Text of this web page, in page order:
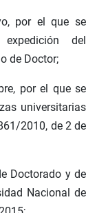
por el que se
del
de Doctor;
por el que se
universitarias
2010, de 2 de
Doctorado y de
Nacional de